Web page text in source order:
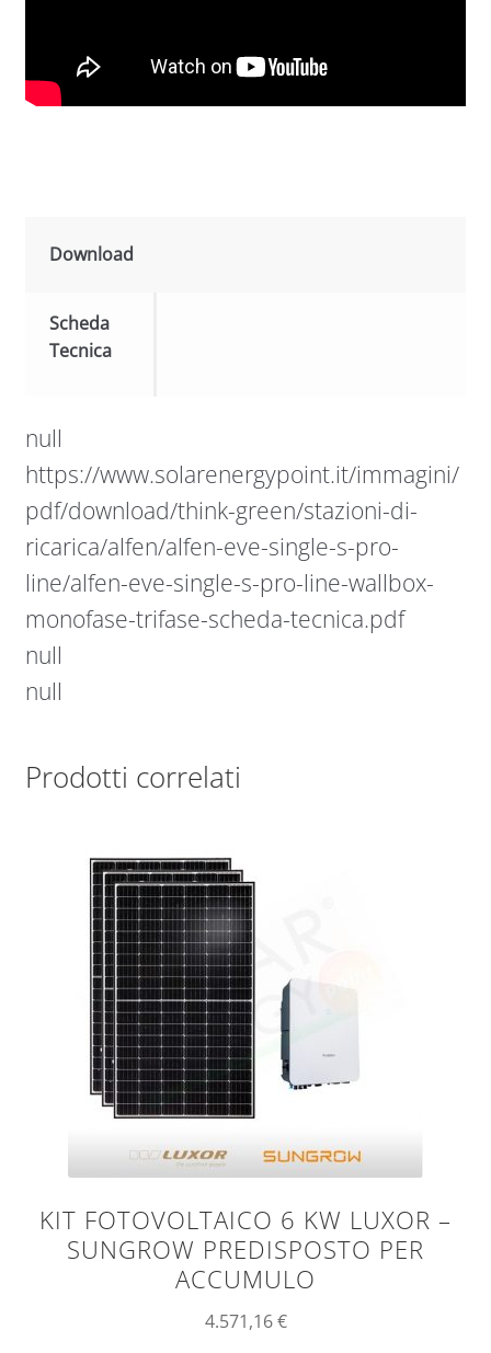
Download
Scheda
Tecnica
null
https://www.solarenergypoint.it/immagini/
pdf/download/think-green/stazioni-di-
ricarica/alfen/alfen-eve-single-s-pro-
line/alfen-eve-single-s-pro-line-wallbox-
monofase-trifase-scheda-tecnica.pdf
null
null
Prodotti correlati
KIT FOTOVOLTAICO 6 KW LUXOR –
SUNGROW PREDISPOSTO PER
ACCUMULO
4.571,16€